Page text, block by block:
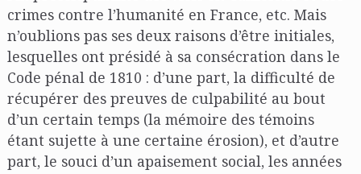
crimes contre l’humanité en France, etc. Mais
n’oublions pas ses deux raisons d’être initiales,
lesquelles ont présidé à sa consécration dans le
Code pénal de 1810 : d’une part, la difficulté de
récupérer des preuves de culpabilité au bout
d’un certain temps (la mémoire des témoins
étant sujette à une certaine érosion), et d’autre
part, le souci d’un apaisement social, les années